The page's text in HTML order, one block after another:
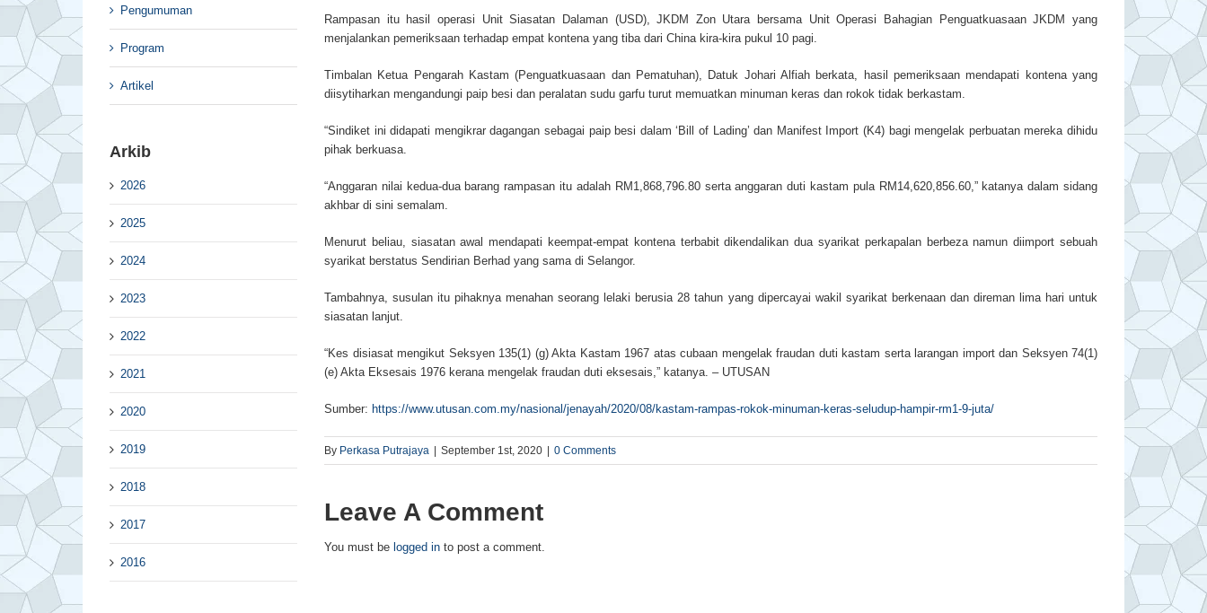
Rampasan itu hasil operasi Unit Siasatan Dalaman (USD), JKDM Zon Utara bersama Unit Operasi Bahagian Penguatkuasaan JKDM yang
menjalankan pemeriksaan terhadap empat kontena yang tiba dari China kira-kira pukul 10 pagi.
Timbalan Ketua Pengarah Kastam (Penguatkuasaan dan Pematuhan), Datuk Johari Alfiah berkata, hasil pemeriksaan mendapati kontena yang
diisytiharkan mengandungi paip besi dan peralatan sudu garfu turut memuatkan minuman keras dan rokok tidak berkastam.
“Sindiket ini didapati mengikrar dagangan sebagai paip besi dalam ‘Bill of Lading’ dan Manifest Import (K4) bagi mengelak perbuatan mereka dihidu
pihak berkuasa.
“Anggaran nilai kedua-dua barang rampasan itu adalah RM1,868,796.80 serta anggaran duti kastam pula RM14,620,856.60,” katanya dalam sidang
akhbar di sini semalam.
Menurut beliau, siasatan awal mendapati keempat-empat kontena terbabit dikendalikan dua syarikat perkapalan berbeza namun diimport sebuah
syarikat berstatus Sendirian Berhad yang sama di Selangor.
Tambahnya, susulan itu pihaknya menahan seorang lelaki berusia 28 tahun yang dipercayai wakil syarikat berkenaan dan direman lima hari untuk
siasatan lanjut.
“Kes disiasat mengikut Seksyen 135(1) (g) Akta Kastam 1967 atas cubaan mengelak fraudan duti kastam serta larangan import dan Seksyen 74(1)
(e) Akta Eksesais 1976 kerana mengelak fraudan duti eksesais,” katanya. – UTUSAN
Sumber: https://www.utusan.com.my/nasional/jenayah/2020/08/kastam-rampas-rokok-minuman-keras-seludup-hampir-rm1-9-juta/
By Perkasa Putrajaya | September 1st, 2020 | 0 Comments
Leave A Comment
You must be logged in to post a comment.
Pengumuman
Program
Artikel
Arkib
2026
2025
2024
2023
2022
2021
2020
2019
2018
2017
2016